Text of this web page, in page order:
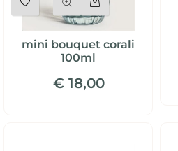
mini bouquet corali
100ml
€ 18,00